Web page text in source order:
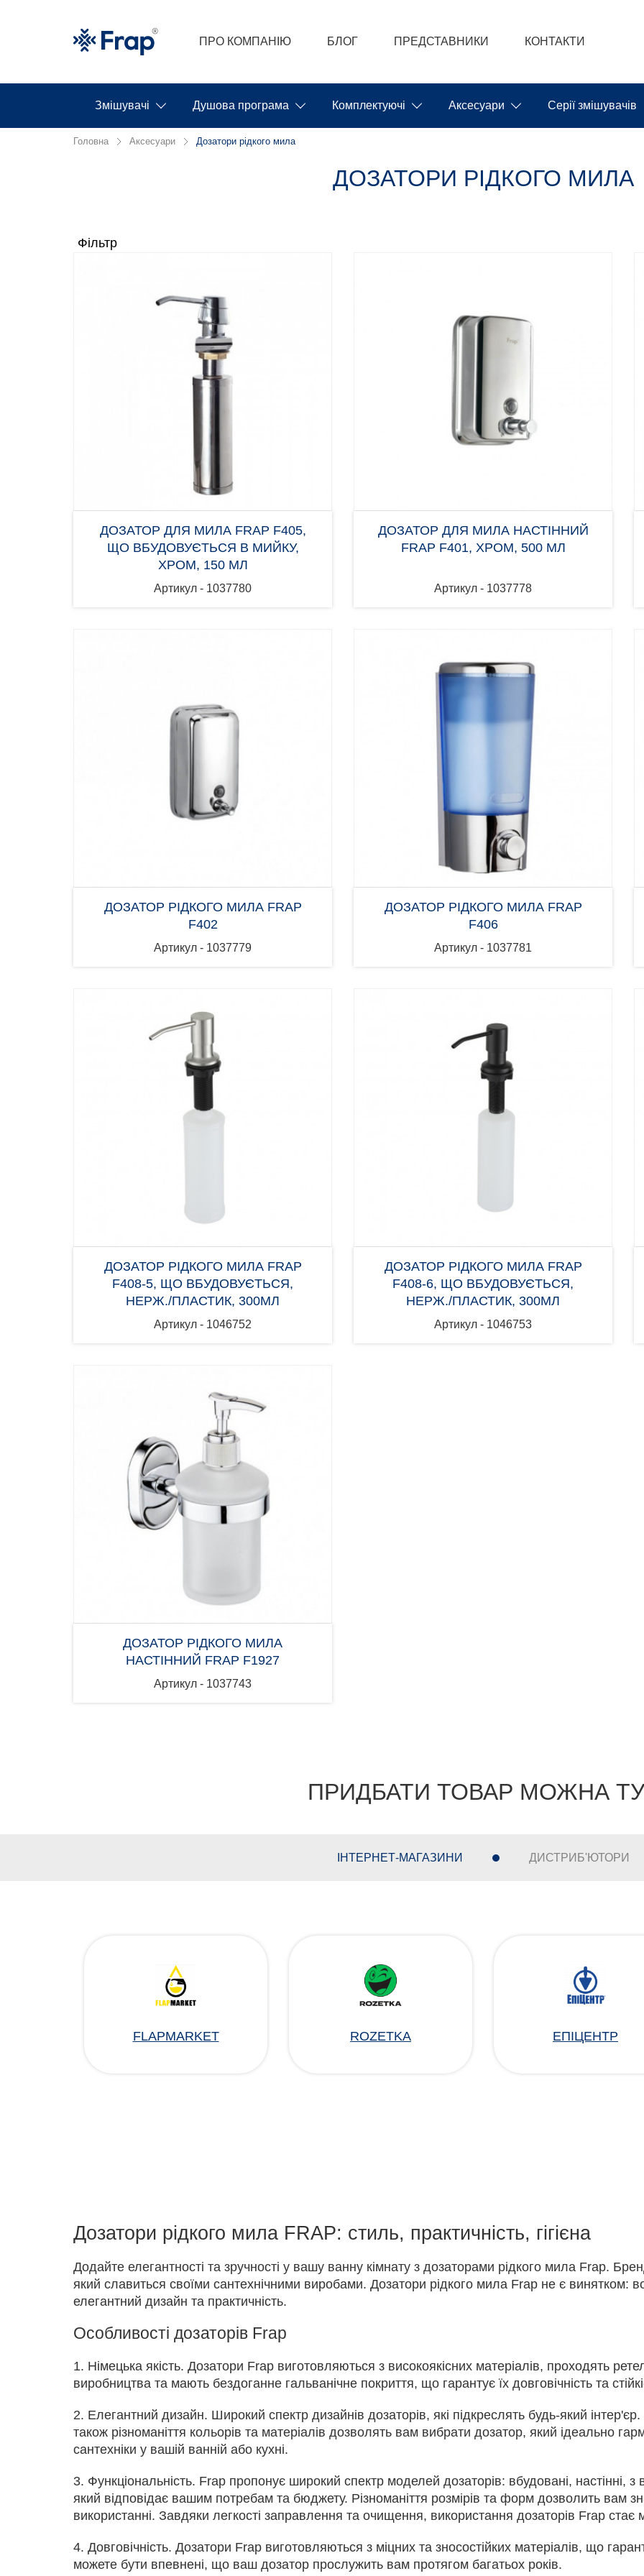
ПРО КОМПАНІЮ БЛОГ ПРЕДСТАВНИКИ КОНТАКТИ
Змішувачі Душова програма Комплектуючі Аксесуари Серії змішувачів
Головна Аксесуари Дозатори рідкого мила
ДОЗАТОРИ РІДКОГО МИЛА
Фільтр
ДОЗАТОР ДЛЯ МИЛА FRAP F405,
ЩО ВБУДОВУЄТЬСЯ В МИЙКУ,
ХРОМ, 150 МЛ
Артикул - 1037780
ДОЗАТОР ДЛЯ МИЛА НАСТІННИЙ
FRAP F401, ХРОМ, 500 МЛ
Артикул - 1037778
ДОЗАТОР РІДКОГО МИЛА FRAP
F402
Артикул - 1037779
ДОЗАТОР РІДКОГО МИЛА FRAP
F406
Артикул - 1037781
ДОЗАТОР РІДКОГО МИЛА FRAP
F408-5, ЩО ВБУДОВУЄТЬСЯ,
НЕРЖ./ПЛАСТИК, 300МЛ
Артикул - 1046752
ДОЗАТОР РІДКОГО МИЛА FRAP
F408-6, ЩО ВБУДОВУЄТЬСЯ,
НЕРЖ./ПЛАСТИК, 300МЛ
Артикул - 1046753
ДОЗАТОР РІДКОГО МИЛА
НАСТІННИЙ FRAP F1927
Артикул - 1037743
ПРИДБАТИ ТОВАР МОЖНА
ІНТЕРНЕТ-МАГАЗИНИ ДИСТРИБ'ЮТОРИ
FLAPMARKET ROZETKA ЕПІЦЕНТР
Дозатори рідкого мила FRAP: стиль, практичність, гігієна
Додайте елегантності та зручності у вашу ванну кімнату з дозаторами рідкого мила Frap.
який славиться своїми сантехнічними виробами. Дозатори рідкого мила Frap не є винятком:
елегантний дизайн та практичність.
Особливості дозаторів Frap
1. Німецька якість. Дозатори Frap виготовляються з високоякісних матеріалів, проходять
виробництва та мають бездоганне гальванічне покриття, що гарантує їх довговічність та
2. Елегантний дизайн. Широкий спектр дизайнів дозаторів, які підкреслять будь-який
також різноманіття кольорів та матеріалів дозволять вам вибрати дозатор, який ідеально
сантехніки у вашій ванній або кухні.
3. Функціональність. Frap пропонує широкий спектр моделей дозаторів: вбудовані, настінні,
який відповідає вашим потребам та бюджету. Різноманіття розмірів та форм дозволить вам
використанні. Завдяки легкості заправлення та очищення, використання дозаторів Frap
4. Довговічність. Дозатори Frap виготовляються з міцних та зносостійких матеріалів, що
можете бути впевнені, що ваш дозатор прослужить вам протягом багатьох років.